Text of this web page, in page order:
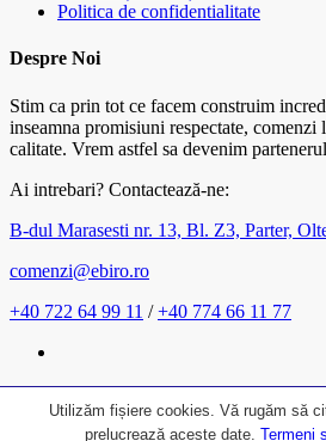
Utilizăm fișiere cookies. Vă rugăm să
prelucrează aceste date. Termeni
Politica de confidentialitate
Despre Noi
Stim ca prin tot ce facem construim
inseamna promisiuni respectate,
calitate. Vrem astfel sa devenim
Ai intrebari? Contactează-ne:
B-dul Marasesti nr. 13, Bl. Z3, Parter,
comenzi@ebiro.ro
+40 722 64 99 11 /+40 774 66 11 77